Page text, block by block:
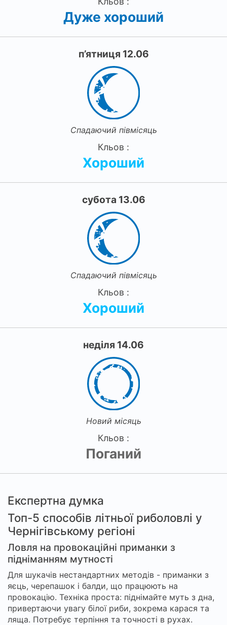
Дуже хороший
п’ятниця 12.06
Спадаючий півмісяць
Кльов :
Хороший
субота 13.06
Спадаючий півмісяць
Кльов :
Хороший
неділя 14.06
Новий місяць
Кльов :
Поганий
Експертна думка
Топ-5 способів літньої риболовлі у
Чернігівському регіоні
Ловля на провокаційні приманки з
підніманням мутності
Для шукачів нестандартних методів - приманки з
яєць, черепашок і балди, що працюють на
провокацію. Техніка проста: піднімайте муть з дна,
привертаючи увагу білої риби, зокрема карася та
ляща. Потребує терпіння та точності в рухах.